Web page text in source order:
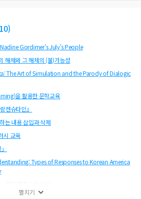
10)
Gordimer’s July’s People
해체와 그 해체의 (불)가능성
The Art of Simulation and the Parody of Dialogic
을 활용한 문학교육
켄슈타인』
는 내용 삽입과 삭제
시 교육
Types of Responses to Korean America
문화 통합 수업 방안
펼치기